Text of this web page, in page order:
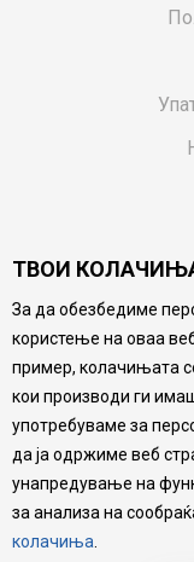
Настојуваме да
производите,
можеме да
комплетни и
нашата понуда,
ТВОИ
За да обезбедиме
користење на оваа
пример, колачињата
кои производи ги
употребуваме за
да ја одржиме веб
унапредување на
за анализа на
колачиња